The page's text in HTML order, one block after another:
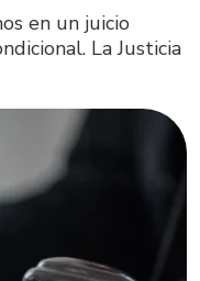
en un juicio
La Justicia